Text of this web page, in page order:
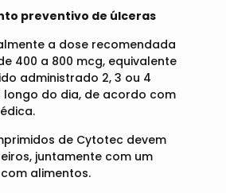
preventivo de úlceras
a dose recomendada
400 a 800 mcg, equivalente
administrado 2, 3 ou 4
do dia, de acordo com
de Cytotec devem
juntamente com um
alimentos.